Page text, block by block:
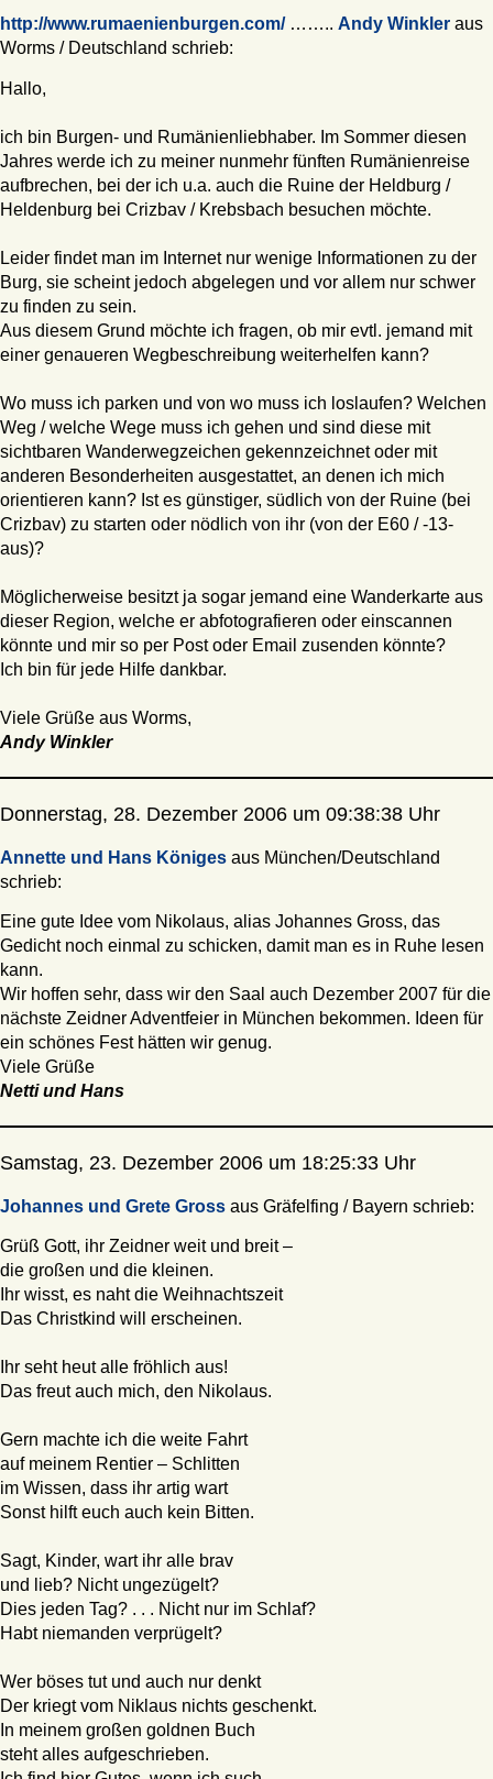
http://www.rumaenienburgen.com/…….. Andy Winkler aus
Worms / Deutschland schrieb:
Hallo,
ich bin Burgen- und Rumänienliebhaber. Im Sommer diesen
Jahres werde ich zu meiner nunmehr fünften Rumänienreise
aufbrechen, bei der ich u.a. auch die Ruine der Heldburg /
Heldenburg bei Crizbav / Krebsbach besuchen möchte.
Leider findet man im Internet nur wenige Informationen zu der
Burg, sie scheint jedoch abgelegen und vor allem nur schwer
zu finden zu sein.
Aus diesem Grund möchte ich fragen, ob mir evtl. jemand mit
einer genaueren Wegbeschreibung weiterhelfen kann?
Wo muss ich parken und von wo muss ich loslaufen? Welchen
Weg / welche Wege muss ich gehen und sind diese mit
sichtbaren Wanderwegzeichen gekennzeichnet oder mit
anderen Besonderheiten ausgestattet, an denen ich mich
orientieren kann? Ist es günstiger, südlich von der Ruine (bei
Crizbav) zu starten oder nödlich von ihr (von der E60 / -13-
aus)?
Möglicherweise besitzt ja sogar jemand eine Wanderkarte aus
dieser Region, welche er abfotografieren oder einscannen
könnte und mir so per Post oder Email zusenden könnte?
Ich bin für jede Hilfe dankbar.
Viele Grüße aus Worms,
Andy Winkler
Donnerstag, 28. Dezember 2006 um 09:38:38 Uhr
Annette und Hans Königes aus München/Deutschland
schrieb:
Eine gute Idee vom Nikolaus, alias Johannes Gross, das
Gedicht noch einmal zu schicken, damit man es in Ruhe lesen
kann.
Wir hoffen sehr, dass wir den Saal auch Dezember 2007 für die
nächste Zeidner Adventfeier in München bekommen. Ideen für
ein schönes Fest hätten wir genug.
Viele Grüße
Netti und Hans
Samstag, 23. Dezember 2006 um 18:25:33 Uhr
Johannes und Grete Gross aus Gräfelfing / Bayern schrieb:
Grüß Gott, ihr Zeidner weit und breit –
die großen und die kleinen.
Ihr wisst, es naht die Weihnachtszeit
Das Christkind will erscheinen.
Ihr seht heut alle fröhlich aus!
Das freut auch mich, den Nikolaus.
Gern machte ich die weite Fahrt
auf meinem Rentier – Schlitten
im Wissen, dass ihr artig wart
Sonst hilft euch auch kein Bitten.
Sagt, Kinder, wart ihr alle brav
und lieb? Nicht ungezügelt?
Dies jeden Tag? . . . Nicht nur im Schlaf?
Habt niemanden verprügelt?
Wer böses tut und auch nur denkt
Der kriegt vom Niklaus nichts geschenkt.
In meinem großen goldnen Buch
steht alles aufgeschrieben.